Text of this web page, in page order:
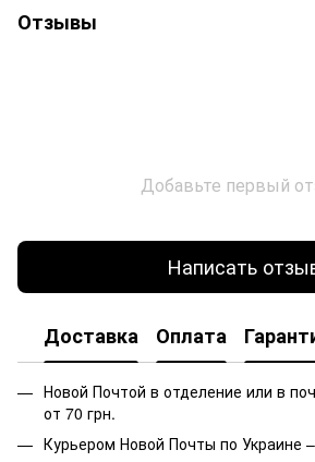
Отзывы
Добавьте первый
Написать
Доставка Оплата
Новой Почтой в отделение или в
от 70 грн.
Курьером Новой Почты по Украине